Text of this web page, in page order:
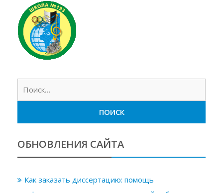
ОБНОВЛЕНИЯ САЙТА
Как заказать диссертацию: помощь